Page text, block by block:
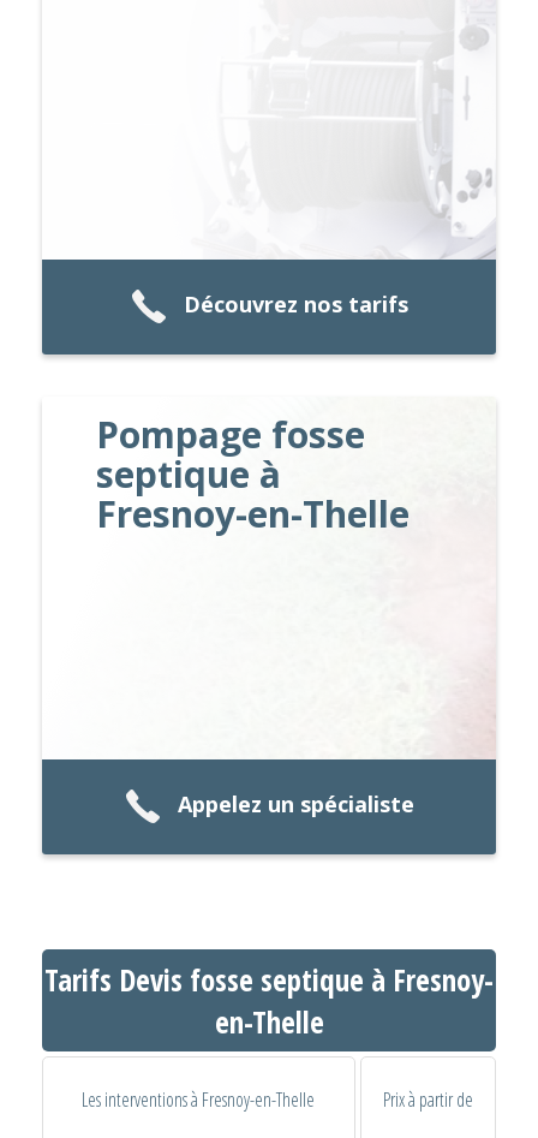
Découvrez nos tarifs
Pompage fosse
septique à
Fresnoy-en-Thelle
Appelez un spécialiste
Tarifs Devis fosse septique à Fresnoy-
en-Thelle
Les interventions à Fresnoy-en-Thelle Prix à partir de